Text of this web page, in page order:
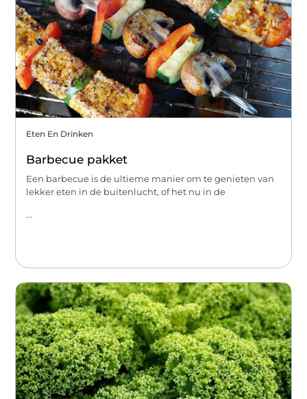
Eten En Drinken
Barbecue pakket
Een barbecue is de ultieme manier om te genieten van
lekker eten in de buitenlucht, of het nu in de
...